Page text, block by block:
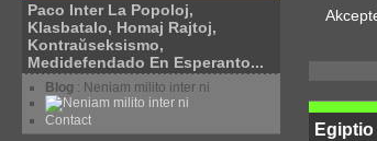
Paco Inter La Popoloj,
Klasbatalo, Homaj Rajtoj,
Kontraŭseksismo,
Medidefendado En Esperanto...
Blog : Neniam milito inter ni
Contact